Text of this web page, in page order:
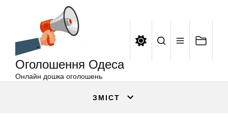
Оголошення Одеса
Онлайн дошка оголошень
ЗМІСТ